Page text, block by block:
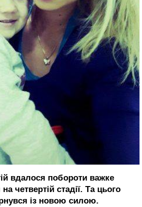
вдалося побороти важке
четвертій стадії. Та цього
із новою силою.